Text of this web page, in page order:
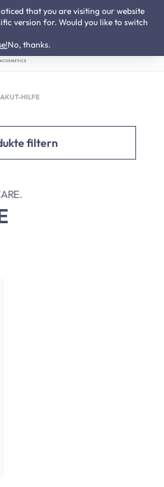
that you are visiting our website
version for. Would you like to switch
No, thanks.
Pflegeset
AKUT-HILFE
filtern